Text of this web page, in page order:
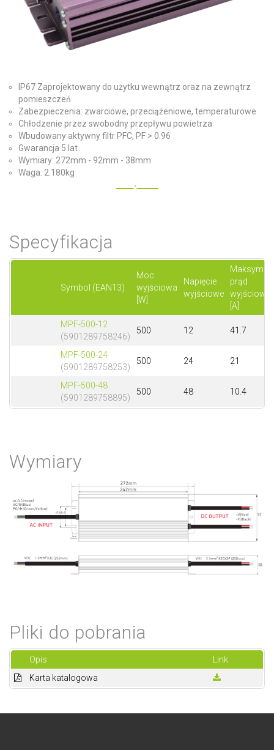
IP67 Zaprojektowany do użytku wewnątrz oraz na zewnątrz
pomieszczeń
Zabezpieczenia: zwarciowe, przeciążeniowe, temperaturowe
Chłodzenie przez swobodny przepływu powietrza
Wbudowany aktywny filtr PFC, PF > 0.96
Gwarancja 5 lat
Wymiary: 272mm - 92mm - 38mm
Waga: 2.180kg
Specyfikacja
Symbol (EAN13)
Moc
wyjściowa
[W]
Napięcie
wyjściowe
prąd
wyjściowy
[A]
MPF-500-12
(5901289758246)
500 12 41.7
MPF-500-24
(5901289758253)
500 24 21
MPF-500-48
(5901289758895)
500 48 10.4
Wymiary
Pliki do pobrania
Opis
Link
Karta katalogowa